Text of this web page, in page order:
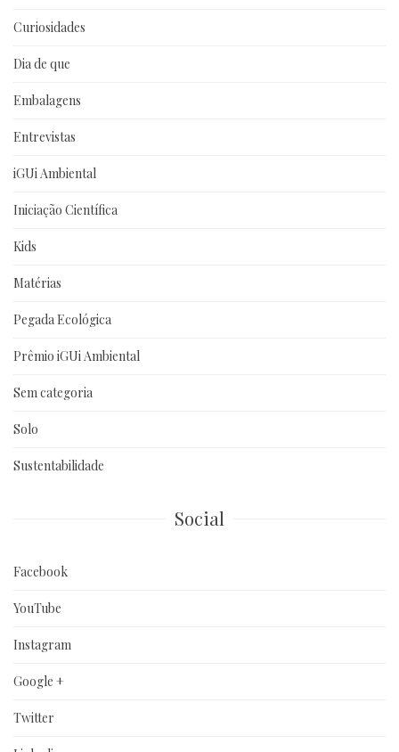
Curiosidades
Dia de que
Embalagens
Entrevistas
iGUi Ambiental
Iniciação Científica
Kids
Matérias
Pegada Ecológica
Prêmio iGUi Ambiental
Sem categoria
Solo
Sustentabilidade
Social
Facebook
YouTube
Instagram
Google +
Twitter